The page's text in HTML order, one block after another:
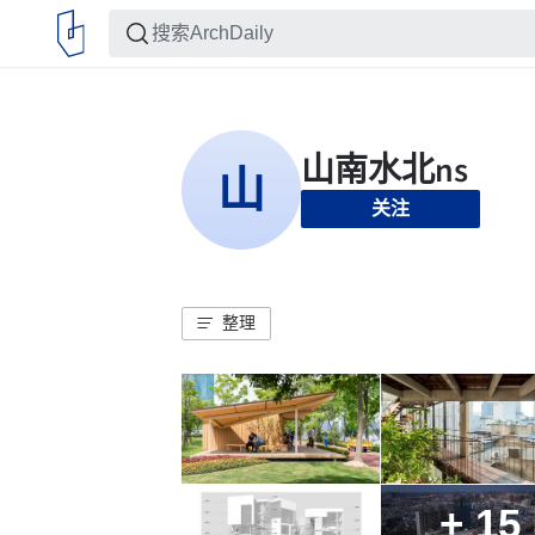
关注
整理
+ 15